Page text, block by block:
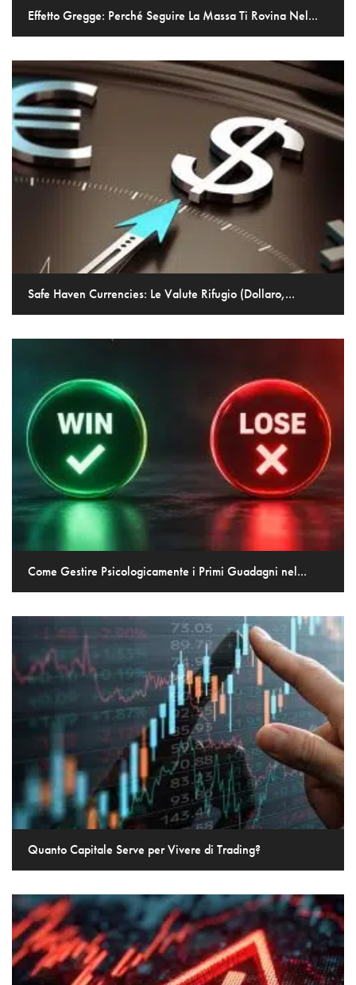
Effetto Gregge: Perché Seguire La Massa Ti Rovina Nel...
Safe Haven Currencies: Le Valute Rifugio (Dollaro,...
Come Gestire Psicologicamente i Primi Guadagni nel...
Quanto Capitale Serve per Vivere di Trading?